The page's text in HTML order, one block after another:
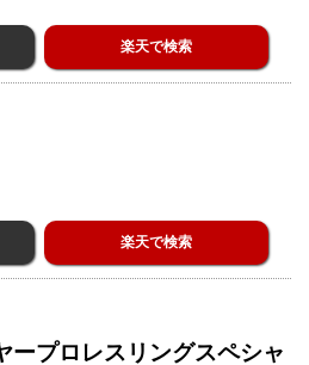
楽天で検索
楽天で検索
ープロレスリングスペシャ